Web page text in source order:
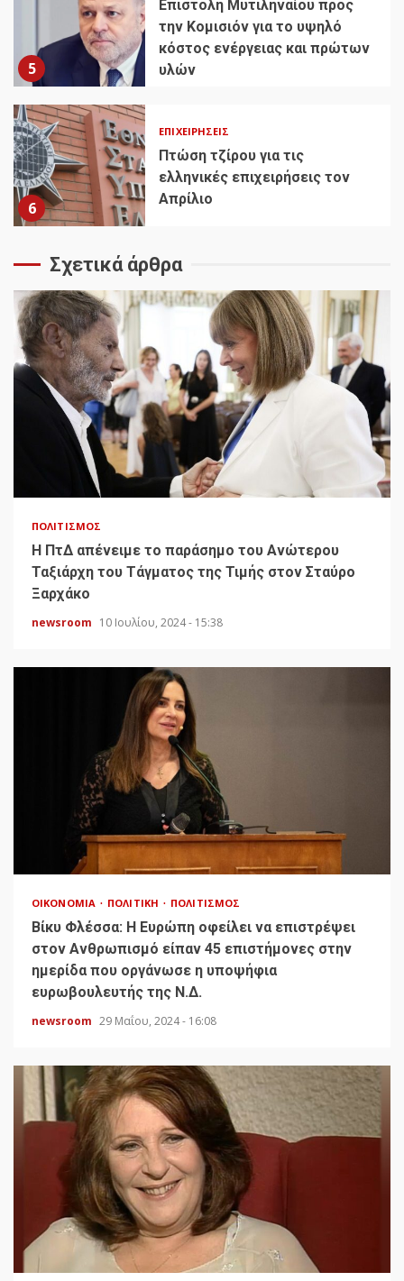
5
Επιστολή Μυτιληναίου προς
την Κομισιόν για το υψηλό
κόστος ενέργειας και πρώτων
υλών
6
ΕΠΙΧΕΙΡΉΣΕΙΣ
Πτώση τζίρου για τις
ελληνικές επιχειρήσεις τον
Απρίλιο
Σχετικά άρθρα
ΠΟΛΙΤΙΣΜΌΣ
H ΠτΔ απένειμε το παράσημο του Ανώτερου
Ταξιάρχη του Τάγματος της Τιμής στον Σταύρο
Ξαρχάκο
newsroom 10 Ιουλίου, 2024 - 15:38
ΟΙΚΟΝΟΜΊΑ ΠΟΛΙΤΙΚΉ ΠΟΛΙΤΙΣΜΌΣ
Βίκυ Φλέσσα: Η Ευρώπη οφείλει να επιστρέψει
στον Ανθρωπισμό είπαν 45 επιστήμονες στην
ημερίδα που οργάνωσε η υποψήφια
ευρωβουλευτής της Ν.Δ.
newsroom 29 Μαΐου, 2024 - 16:08